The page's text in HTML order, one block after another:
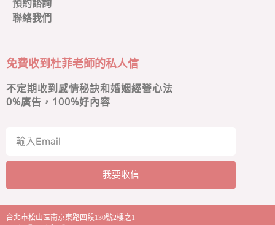
預約諮詢
聯絡我們
免費收到杜菲老師的私人信
不定期收到感情秘訣和婚姻經營心法
0%廣告，100%好內容
我要收信
l
t台北市松山區南京東路四段130號2樓之1